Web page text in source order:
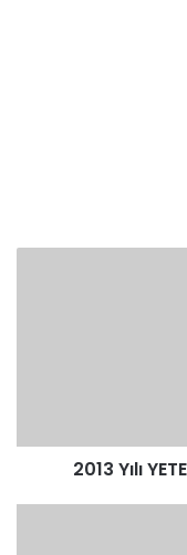
2013 Yılı